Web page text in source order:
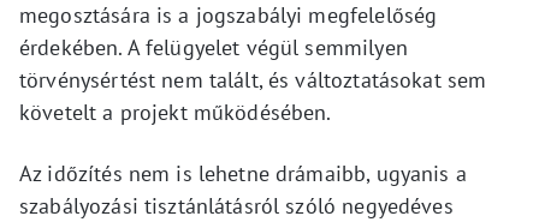
megosztására is a jogszabályi megfelelőség
érdekében. A felügyelet végül semmilyen
törvénysértést nem talált, és változtatásokat sem
követelt a projekt működésében.
Az időzítés nem is lehetne drámaibb, ugyanis a
szabályozási tisztánlátásról szóló negyedéves